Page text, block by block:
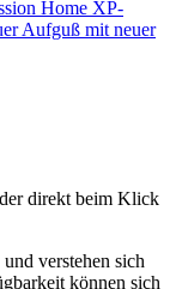
Home XP-
Aufguß mit neuer
direkt beim Klick
verstehen sich
können sich